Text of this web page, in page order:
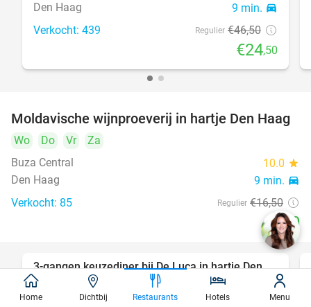
Den Haag 9 min. directions_car
Verkocht: 439 Regulier €46,50
€24,50
39%
Moldavische wijnproeverij in hartje Den Haag
Wo Do Vr
Za
Buza Central
10.0 star
Den Haag 9 min. directions_car
Verkocht: 85 Regulier €16,50
€10
47%
3-gangen keuzediner bij De Luca in hartje Den
Haag
Home Dichtbij Restaurants Hotels Menu